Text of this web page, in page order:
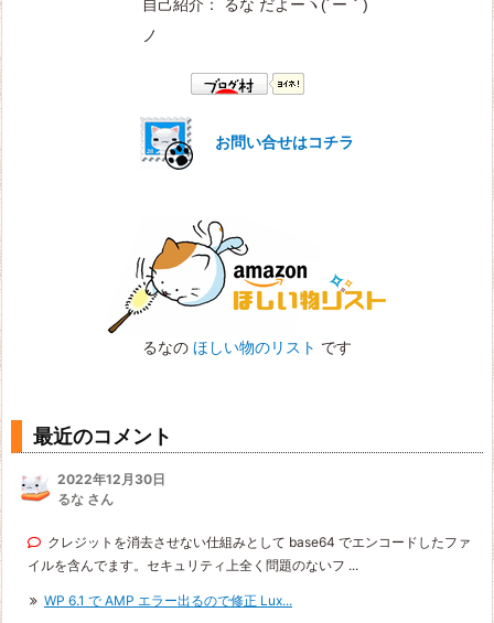
自己紹介： るな だよー ヽ(´ー｀)
ノ
お問い合せはコチラ
るなの ほしい物のリスト です
最近のコメント
2022年12月30日
るな さん
クレジットを消去させない仕組みとして base64 でエンコードしたファ
イルを含んでます。セキュリティ上全く問題のないフ ...
WP 6.1 で AMP エラー出るので修正 Lux...